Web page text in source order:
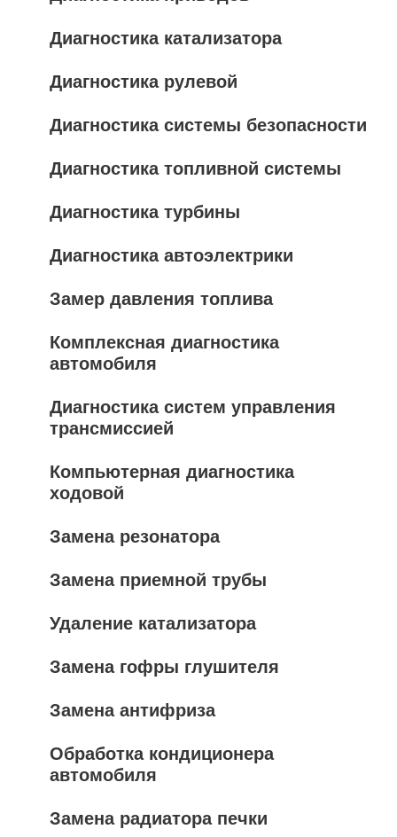
Диагностика катализатора
Диагностика рулевой
Диагностика системы безопасности
Диагностика топливной системы
Диагностика турбины
Диагностика автоэлектрики
Замер давления топлива
Комплексная диагностика
автомобиля
Диагностика систем управления
трансмиссией
Компьютерная диагностика
ходовой
Замена резонатора
Замена приемной трубы
Удаление катализатора
Замена гофры глушителя
Замена антифриза
Обработка кондиционера
автомобиля
Замена радиатора печки